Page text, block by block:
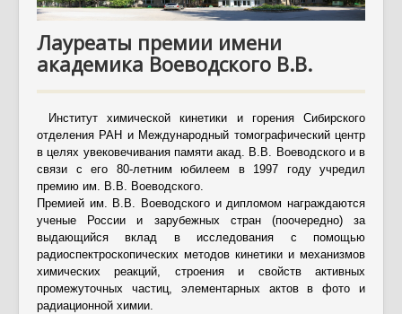
Наука
Образование
Диссертационный совет
Вакансии
Контакты
Противодействие коррупции
Лауреаты премии имени
академика Воеводского В.В.
Институт химической кинетики и горения Сибирского
отделения РАН и Международный томографический центр
в целях увековечивания памяти акад. В.В. Воеводского и в
связи с его 80-летним юбилеем в 1997 году учредил
премию им. В.В. Воеводского.
Премией им. В.В. Воеводского и дипломом награждаются
ученые России и зарубежных стран (поочередно) за
выдающийся вклад в исследования с помощью
радиоспектроскопических методов кинетики и механизмов
химических реакций, строения и свойств активных
промежуточных частиц, элементарных актов в фото и
радиационной химии.